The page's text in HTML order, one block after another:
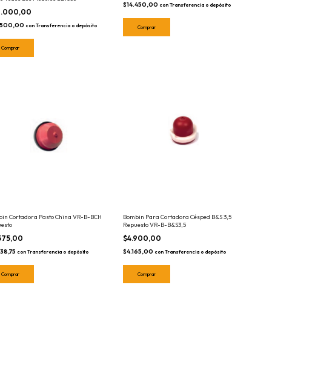
con Transferencia o depósito
$14.450,00 con Transferencia o depósito
Cortadora Pasto China VR-B-BCH
con Transferencia o depósito
Bombin Para Cortadora Césped B&S 3,5
Repuesto VR-B-B&S3,5
$4.900,00
$4.165,00 con Transferencia o depósito